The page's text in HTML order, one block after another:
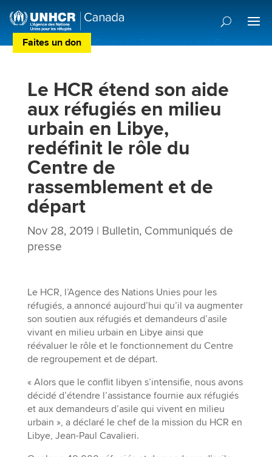
Faites un don Centre de Préférences des Donateurs
Le HCR étend son aide
aux réfugiés en milieu
urbain en Libye,
redéfinit le rôle du
Centre de
rassemblement et de
départ
Nov 28, 2019| Bulletin, Communiqués de
presse
Le HCR, l’Agence des Nations Unies pour les
réfugiés, a annoncé aujourd’hui qu’il va augmenter
son soutien aux réfugiés et demandeurs d’asile
vivant en milieu urbain en Libye ainsi que
réévaluer le rôle et le fonctionnement du Centre
de regroupement et de départ.
« Alors que le conflit libyen s’intensifie, nous avons
décidé d’étendre l’assistance fournie aux réfugiés
et aux demandeurs d’asile qui vivent en milieu
urbain », a déclaré le chef de la mission du HCR en
Libye, Jean-Paul Cavalieri.